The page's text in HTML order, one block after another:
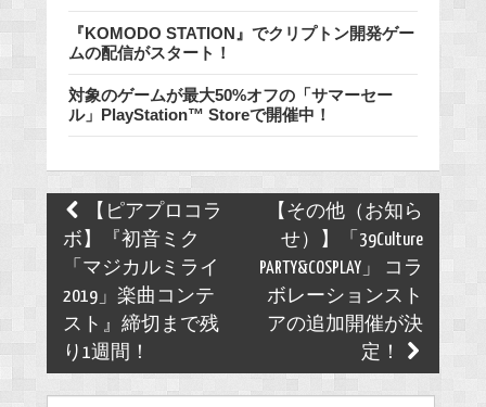
『KOMODO STATION』でクリプトン開発ゲー
ムの配信がスタート！
対象のゲームが最大50%オフの「サマーセー
ル」PlayStation™ Storeで開催中！
Post
navigation
【ピアプロコラ
ボ】『初音ミク
「マジカルミライ
2019」楽曲コンテ
スト』締切まで残
り1週間！
【その他（お知ら
せ）】「39Culture
PARTY&COSPLAY」 コラ
ボレーションスト
アの追加開催が決
定！